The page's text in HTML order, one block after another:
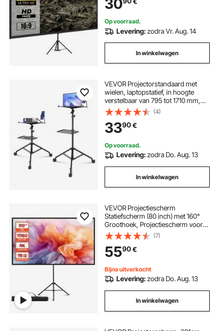
Bijeenkomsten, Klassikale Training,
enz
30
Op voorraad.
Levering:zodra Vr. Aug. 14
In winkelwagen
VEVOR Projectorstandaard met
wielen, laptopstatief, in hoogte
verstelbaar van 795 tot 1710 mm,
projectorstatief met 2 planken en
flexibele telefoonhouder, voor
buiten/kantoor/studio, thuis
(4)
3390€
Op voorraad.
Levering:zodra Do. Aug. 13
In winkelwagen
VEVOR Projectiescherm
Statiefscherm (80 inch) met 160°
Groothoek, Projectiescherm voor
Binnen & Buiten Projector 16:9 4K
HD, Draagbaar Filmscherm met
Draagtas voor Home Theater
Presentatie
(7)
5590€
Bijna uitverkocht
Levering:zodra Do. Aug. 13
In winkelwagen